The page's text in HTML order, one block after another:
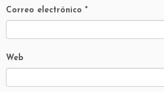
Correo electrónico *
Web